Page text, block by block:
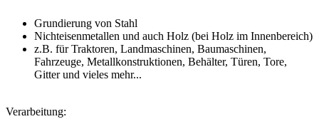
Grundierung von Stahl
Nichteisenmetallen und auch Holz (bei Holz im Innenbereich)
z.B. für Traktoren, Landmaschinen, Baumaschinen,
Fahrzeuge, Metallkonstruktionen, Behälter, Türen, Tore,
Gitter und vieles mehr...
Verarbeitung: